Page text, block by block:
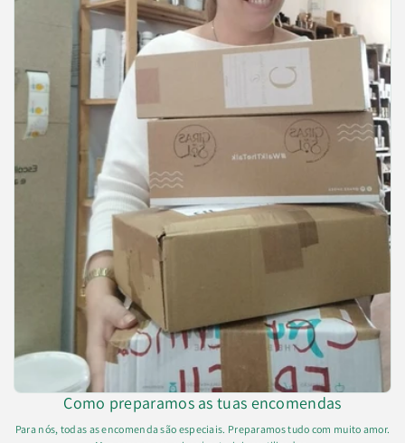
Como preparamos as tuas encomendas
Para nós, todas as encomenda são especiais. Preparamos tudo com muito amor.